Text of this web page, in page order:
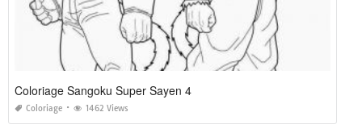
Coloriage Sangoku Super Sayen 4
Coloriage 1462 Views